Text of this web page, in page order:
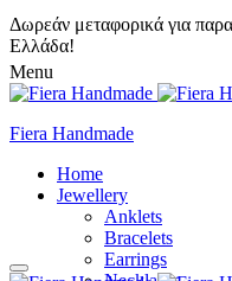
Δωρεάν μεταφορικά για
Ελλάδα!
Menu
Fiera Handmade
Home
Jewellery
Anklets
Bracelets
Earrings